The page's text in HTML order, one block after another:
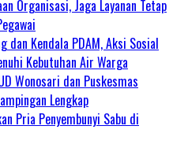
Organisasi, Jaga Layanan Tetap
dan Kendala PDAM, Aksi Sosial
Kebutuhan Air Warga
Wonosari dan Puskesmas
Lengkap
Pria Penyembunyi Sabu di